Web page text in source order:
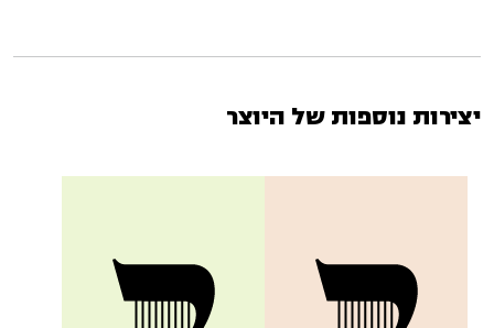
יצירות נוספות של היוצר